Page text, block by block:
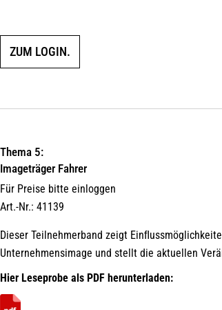
ZUM LOGIN.
Thema 5:
Imageträger Fahrer
Für Preise bitte einloggen
Art.-Nr.: 41139
Dieser Teilnehmerband zeigt
Unternehmensimage und stellt die aktuellen
Hier Leseprobe als PDF herunterladen: